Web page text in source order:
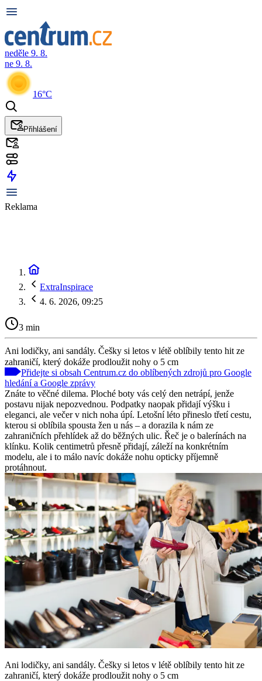
neděle 9. 8.
ne 9. 8.
16°C
Přihlášení
Reklama
ExtraInspirace
4. 6. 2026, 09:25
3 min
Ani lodičky, ani sandály. Češky si letos v létě oblíbily tento hit ze
zahraničí, který dokáže prodloužit nohy o 5 cm
Přidejte si obsah Centrum.cz do oblíbených zdrojů pro Google
hledání a Google zprávy
Znáte to věčné dilema. Ploché boty vás celý den netrápí, jenže
postavu nijak nepozvednou. Podpatky naopak přidají výšku i
eleganci, ale večer v nich noha úpí. Letošní léto přineslo třetí cestu,
kterou si oblíbila spousta žen u nás – a dorazila k nám ze
zahraničních přehlídek až do běžných ulic. Řeč je o balerínách na
klínku. Kolik centimetrů přesně přidají, záleží na konkrétním
modelu, ale i to málo navíc dokáže nohu opticky příjemně
protáhnout.
Ani lodičky, ani sandály. Češky si letos v létě oblíbily tento hit ze
zahraničí, který dokáže prodloužit nohy o 5 cm